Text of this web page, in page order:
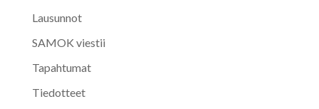
Lausunnot
SAMOK viestii
Tapahtumat
Tiedotteet